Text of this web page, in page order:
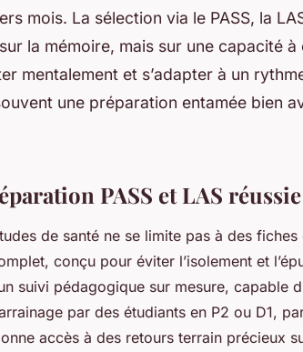
mois. La sélection via le PASS, la
la mémoire, mais sur une capacité à
mentalement et s’adapter à un
une préparation entamée bien
PASS et LAS
de santé ne se limite pas à des fiches
conçu pour éviter l’isolement et
suivi pédagogique sur mesure, capable
par des étudiants en P2 ou D1,
accès à des retours terrain précieux